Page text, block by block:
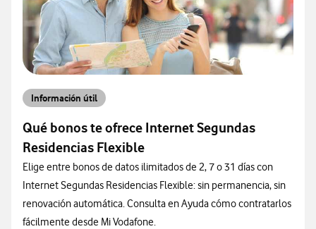
Información útil
Qué bonos te ofrece Internet Segundas
Residencias Flexible
Elige entre bonos de datos ilimitados de 2, 7 o 31 días con
Internet Segundas Residencias Flexible: sin permanencia, sin
renovación automática. Consulta en Ayuda cómo contratarlos
fácilmente desde Mi Vodafone.